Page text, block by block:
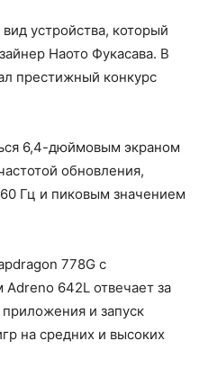
устройства, который
Наото Фукасава. В
престижный конкурс
6,4-дюймовым экраном
обновления,
Гц и пиковым значением
778G с
642L отвечает за
и запуск
на средних и высоких